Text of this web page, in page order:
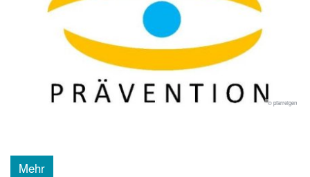
© pfarreigen
Mehr